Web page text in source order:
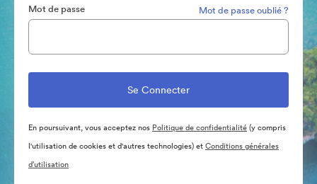
Mot de passe Mot de passe oublié ?
En poursuivant, vous acceptez nos Politique de confidentialité(y compris
l'utilisation de cookies et d'autres technologies) etConditions générales
d’utilisation